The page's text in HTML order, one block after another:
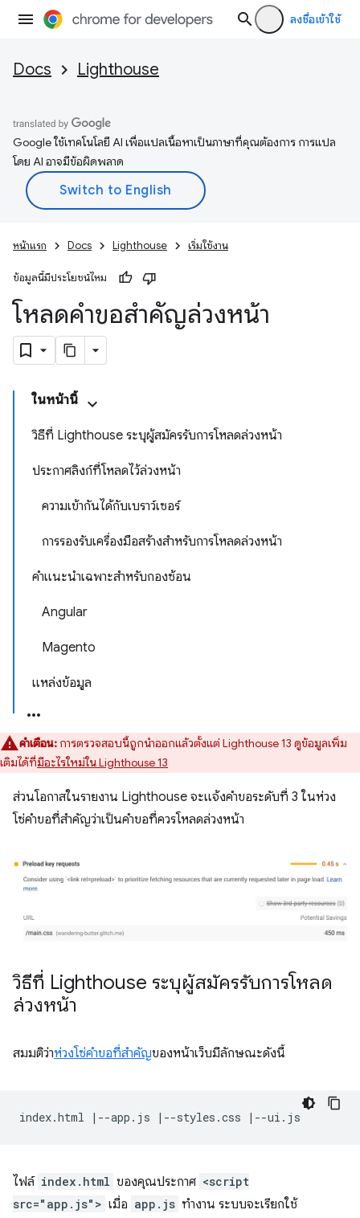
ลงชื่อเข้าใช้
Docs Lighthouse
Google ใช้เทคโนโลยี AI เพื่อแปลเนื้อหาเป็นภาษาที่คุณต้องการ การแปล
โดย AI อาจมีข้อผิดพลาด
หน้าแรก Docs Lighthouse เริ่มใช้งาน
ข้อมูลนี้มีประโยชน์ไหม
โหลดคำขอสำคัญล่วงหน้า
ในหน้านี้
วิธีที่ Lighthouse ระบุผู้สมัครรับการโหลดล่วงหน้า
ประกาศลิงก์ที่โหลดไว้ล่วงหน้า
ความเข้ากันได้กับเบราว์เซอร์
การรองรับเครื่องมือสร้างสำหรับการโหลดล่วงหน้า
คำแนะนำเฉพาะสำหรับกองซ้อน
Angular
Magento
แหล่งข้อมูล
คำเตือน: การตรวจสอบนี้ถูกนำออกแล้วตั้งแต่ Lighthouse 13 ดูข้อมูลเพิ่ม
เติมได้ที่มีอะไรใหม่ใน Lighthouse 13
ส่วนโอกาสในรายงาน Lighthouse จะแจ้งคำขอระดับที่ 3 ในห่วง
โซ่คำขอที่สำคัญว่าเป็นคำขอที่ควรโหลดล่วงหน้า
วิธีที่ Lighthouse ระบุผู้สมัครรับการโหลด
ล่วงหน้า
สมมติว่าห่วงโซ่คำขอที่สำคัญของหน้าเว็บมีลักษณะดังนี้
ไฟล์ index.html ของคุณประกาศ <script
src="app.js"> เมื่อ app.js ทำงาน ระบบจะเรียกใช้